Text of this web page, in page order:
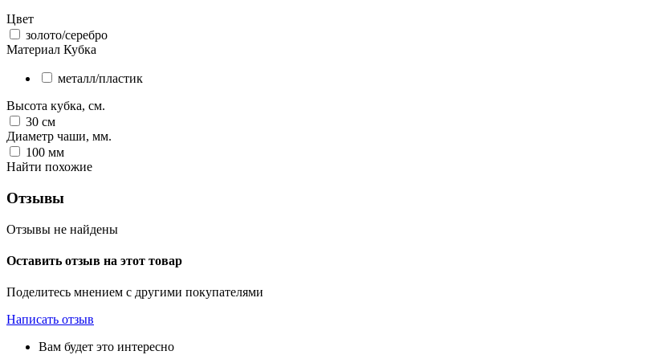
Цвет
золото/серебро
Материал Кубка
металл/пластик
Высота кубка, см.
30 см
Диаметр чаши, мм.
100 мм
Найти похожие
Отзывы
Отзывы не найдены
Оставить отзыв на этот товар
Поделитесь мнением с другими покупателями
Написать отзыв
Вам будет это интересно